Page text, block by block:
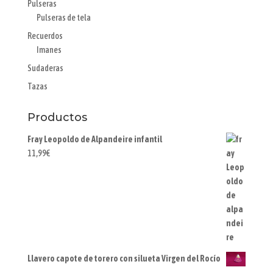
Pulseras
Pulseras de tela
Recuerdos
Imanes
Sudaderas
Tazas
Productos
Fray Leopoldo de Alpandeire infantil
11,99€
Llavero capote de torero con silueta Virgen del Rocío